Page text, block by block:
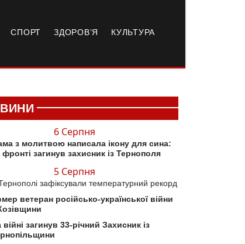
СПОРТ ЗДОРОВ’Я КУЛЬТУРА
6 Серпня
з молитвою написала ікону для сина:
фронті загинув захисник із Тернополя
5 Серпня
зафіксували температурний рекорд
ветеран російсько-української війни
війні загинув 33-річний Захисник із